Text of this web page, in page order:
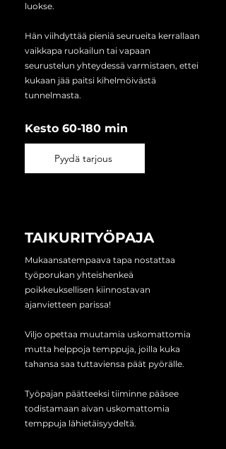
luokse.
Hän viihdyttää pieniä seurueita kerrallaan
vaikkapa ruokailun tai vapaan
seurustelun yhteydessä varmistaen, ettei
kukaan jää paitsi kihelmöivästä
tunnelmasta.
Kesto 60-180 min
Pyydä tarjous
TAIKURITYÖPAJA
Mukaansatempaava tapa nostattaa
työporukan yhteishenkeä
poikkeuksellisen kiinnostavan
ajanvietteen parissa!​​
Viljo opettaa muutamia uskomattomia
mutta helppoja temppuja, joilla kuka
tahansa saa tuttaviensa päät pyörälle.
Työpajan päätteeksi tiiminne pääsee
todistamaan aivan uskomattomia
temppuja lähietäisyydeltä.​